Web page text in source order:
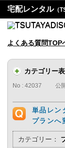
宅配レンタル（
よくある質問TOP
カテゴリー
No : 42037 公
単品レン
プランへ
カテゴリー：